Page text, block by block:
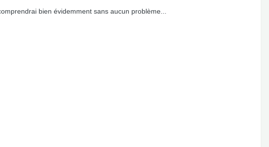
bien évidemment sans aucun problème...